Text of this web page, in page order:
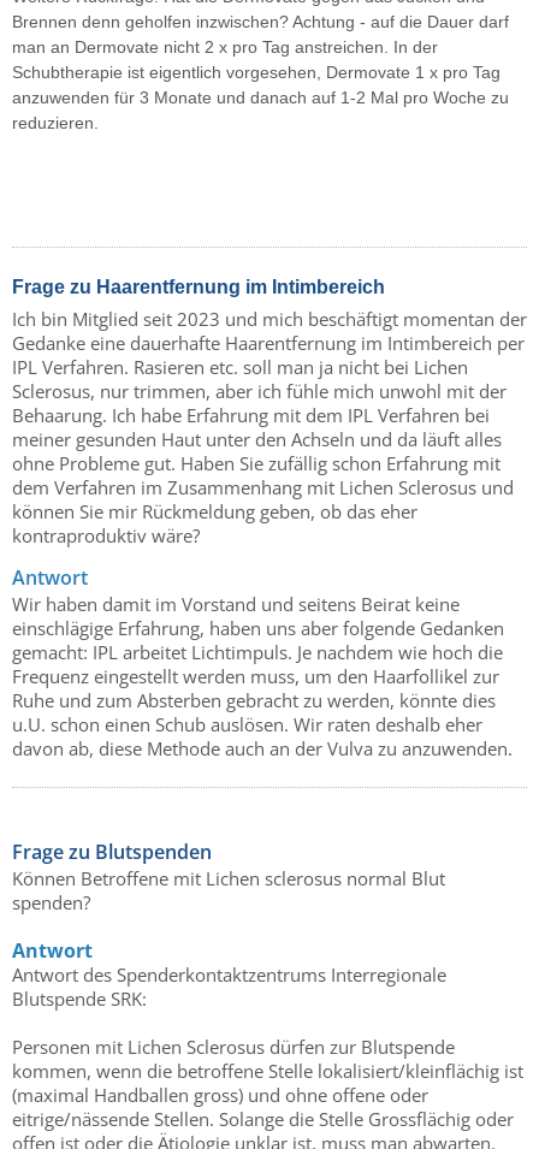
Brennen denn geholfen inzwischen? Achtung - auf die Dauer darf
man an Dermovate nicht 2 x pro Tag anstreichen. In der
Schubtherapie ist eigentlich vorgesehen, Dermovate 1 x pro Tag
anzuwenden für 3 Monate und danach auf 1-2 Mal pro Woche zu
reduzieren.
Frage zu Haarentfernung im Intimbereich
Ich bin Mitglied seit 2023 und mich beschäftigt momentan der
Gedanke eine dauerhafte Haarentfernung im Intimbereich per
IPL Verfahren. Rasieren etc. soll man ja nicht bei Lichen
Sclerosus, nur trimmen, aber ich fühle mich unwohl mit der
Behaarung. Ich habe Erfahrung mit dem IPL Verfahren bei
meiner gesunden Haut unter den Achseln und da läuft alles
ohne Probleme gut. Haben Sie zufällig schon Erfahrung mit
dem Verfahren im Zusammenhang mit Lichen Sclerosus und
können Sie mir Rückmeldung geben, ob das eher
kontraproduktiv wäre?
Antwort
Wir haben damit im Vorstand und seitens Beirat keine
einschlägige Erfahrung, haben uns aber folgende Gedanken
gemacht: IPL arbeitet Lichtimpuls. Je nachdem wie hoch die
Frequenz eingestellt werden muss, um den Haarfollikel zur
Ruhe und zum Absterben gebracht zu werden, könnte dies
u.U. schon einen Schub auslösen. Wir raten deshalb eher
davon ab, diese Methode auch an der Vulva zu anzuwenden.
Frage zu Blutspenden
Können Betroffene mit Lichen sclerosus normal Blut
spenden?
Antwort
Antwort des Spenderkontaktzentrums Interregionale
Blutspende SRK:
Personen mit Lichen Sclerosus dürfen zur Blutspende
kommen, wenn die betroffene Stelle lokalisiert/kleinflächig ist
(maximal Handballen gross) und ohne offene oder
eitrige/nässende Stellen. Solange die Stelle Grossflächig oder
offen ist oder die Ätiologie unklar ist, muss man abwarten.